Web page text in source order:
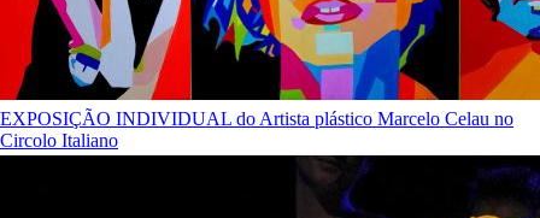
EXPOSIÇÃO INDIVIDUAL do Artista plástico Marcelo Celau no
Circolo Italiano